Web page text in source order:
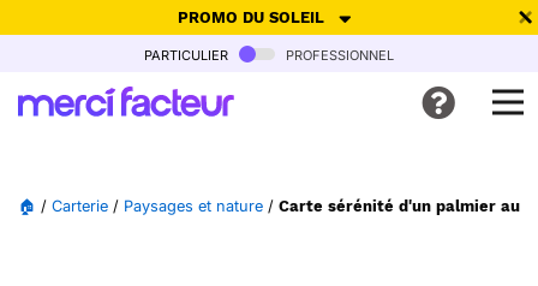
PROMO DU SOLEIL
-30% de réduction avec le code SUMMER26pour envoyer des
Ne plus afficher
particulier professionnel
🏠 / Carterie / Paysages et nature / Carte sérénité d'un palmier au